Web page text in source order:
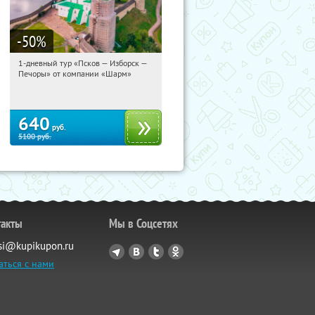
-50%
21:17:29 Купили:12
1-дневный тур «Псков — Изборск —
Печоры» от компании «Шарм»
640 руб.
5100руб.
с нами
Мы в Соцсетях